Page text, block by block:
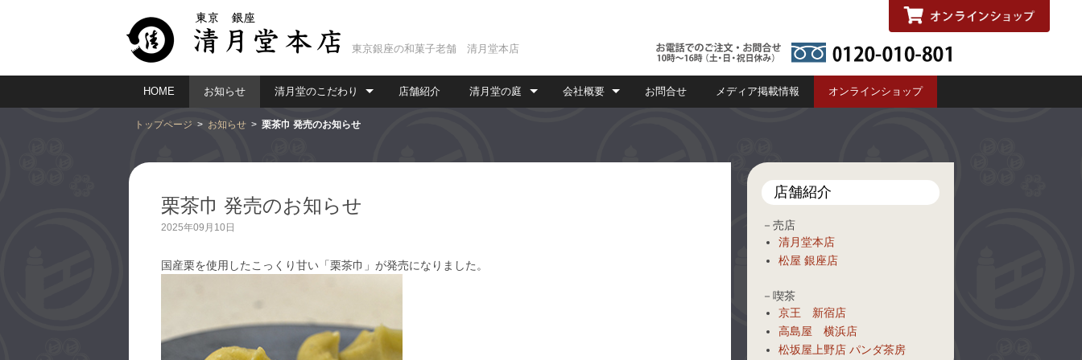
東京銀座の和菓子老舗 清月堂本店
HOME お知らせ 清月堂のこだわり 店舗紹介 清月堂の庭 会社概要 お問合せ メディア掲載情報 オンラインショップ
トップページ お知らせ 栗茶巾 発売のお知らせ
栗茶巾 発売のお知らせ
2025年09月10日
国産栗を使用したこっくり甘い「栗茶巾」が発売になりました。
店舗紹介
－売店
清月堂本店
松屋 銀座店
－喫茶
京王 新宿店
高島屋 横浜店
松坂屋上野店 パンダ茶房